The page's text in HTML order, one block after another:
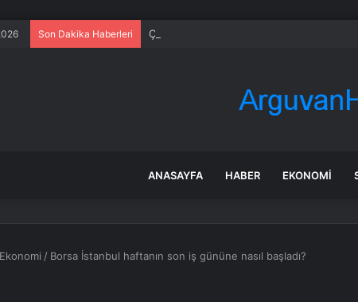
Son Dakika Haberleri Çorum’da Bıçaklı Kavga: İki Genç Yaralı
ANASAYFA HABER EKONOMI
Ekonomi / Borsa İstanbul haftanın son iş gününe nasıl başladı?